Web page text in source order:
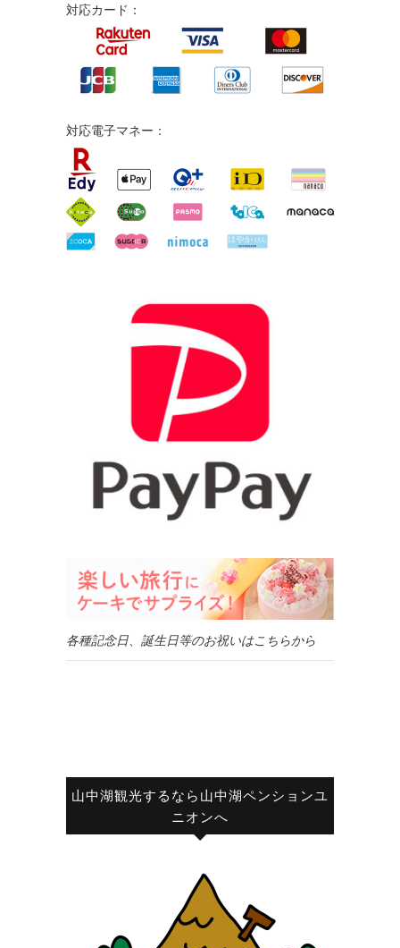
対応カード：
対応電子マネー：
各種記念日、誕生日等のお祝いはこちらから
山中湖観光するなら山中湖ペンションユ
ニオンへ